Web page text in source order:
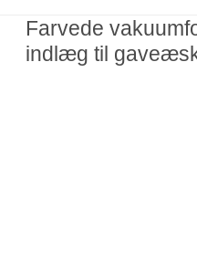
Farvede
indlæg til